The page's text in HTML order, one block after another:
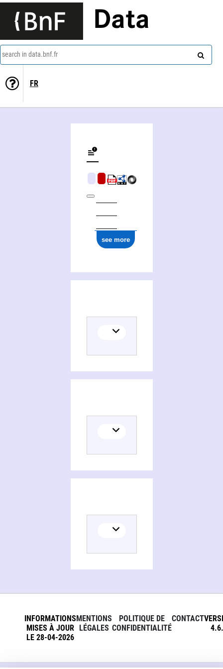
Data
search in data.bnf.fr
FR
see more
INFORMATIONS
MISES À JOUR
LE 28-04-2026
MENTIONS
LÉGALES
POLITIQUE DE
CONFIDENTIALITÉ
CONTACT